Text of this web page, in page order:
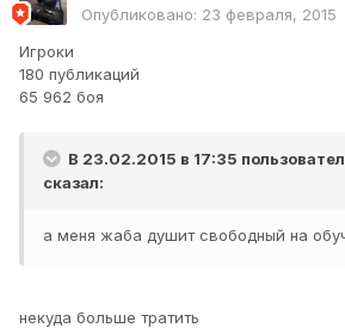
Опубликовано: 23 февраля, 2015
Игроки
180 публикаций
65 962 боя
В 23.02.2015 в 17:35
сказал:
а меня жаба душит свободный на
некуда больше тратить